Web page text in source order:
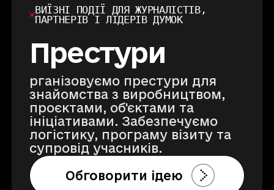
ВИЇЗНІ ПОДІЇ ДЛЯ ЖУРНАЛІСТІВ,
ПАРТНЕРІВ І ЛІДЕРІВ ДУМОК
Престури
рганізовуємо престури для
знайомства з виробництвом,
проєктами, об'єктами та
ініціативами. Забезпечуємо
логістику, програму візиту та
супровід учасників.
Обговорити ідею